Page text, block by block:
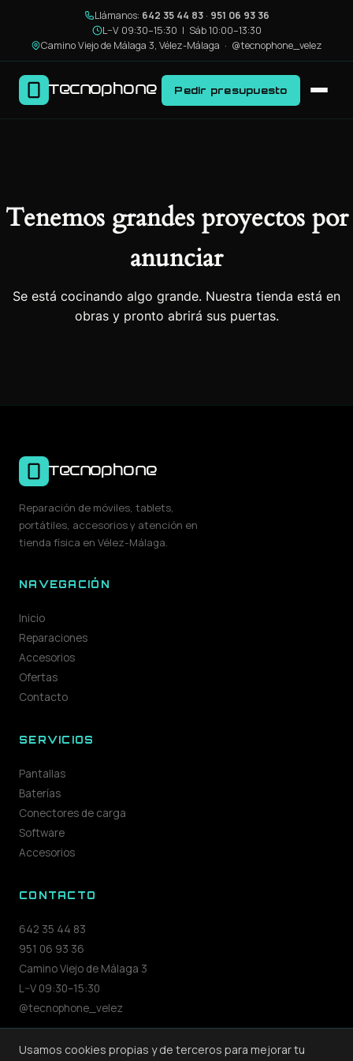
Llámanos: 642 35 44 83· 951 06 93 36
L–V 09:30–15:30 | Sáb 10:00–13:30
Camino Viejo de Málaga 3, Vélez-Málaga · @tecnophone_velez
Tecnophone Pedir presupuesto
Tenemos grandes proyectos por
anunciar
Se está cocinando algo grande. Nuestra tienda está en
obras y pronto abrirá sus puertas.
Tecnophone
Reparación de móviles, tablets,
portátiles, accesorios y atención en
tienda física en Vélez-Málaga.
NAVEGACIÓN
Inicio
Reparaciones
Accesorios
Ofertas
Contacto
SERVICIOS
Pantallas
Baterías
Conectores de carga
Software
Accesorios
CONTACTO
642 35 44 83
951 06 93 36
Camino Viejo de Málaga 3
L–V 09:30–15:30
@tecnophone_velez
Usamos cookies propias y de terceros para mejorar tu